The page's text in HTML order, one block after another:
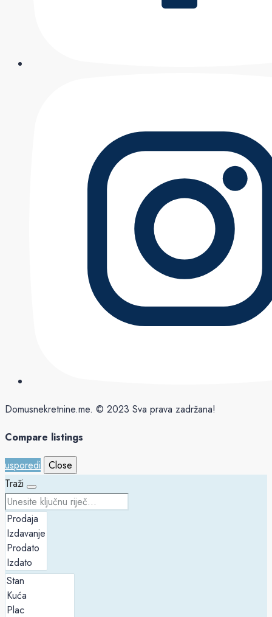
Domusnekretnine.me. © 2023 Sva prava zadržana!
Compare listings
usporedi
Close
Traži